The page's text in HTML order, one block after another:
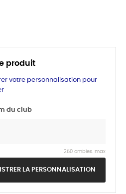
produit
votre personnalisation pour
du club
250 ombles. max
LA PERSONNALISATION